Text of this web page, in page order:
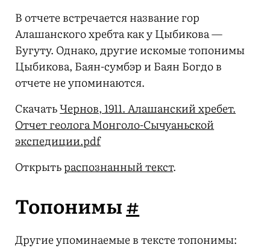
В отчете встречается название гор
Алашанского хребта как у Цыбикова —
Бугуту. Однако, другие искомые топонимы
Цыбикова, Баян-сумбэр и Баян Богдо в
отчете не упоминаются.
СкачатьЧернов, 1911. Алашанский хребет.
Отчет геолога Монголо-Сычуаньской
экспедиции.pdf
Открытьраспознанный текст.
Топонимы#
Другие упоминаемые в тексте топонимы: